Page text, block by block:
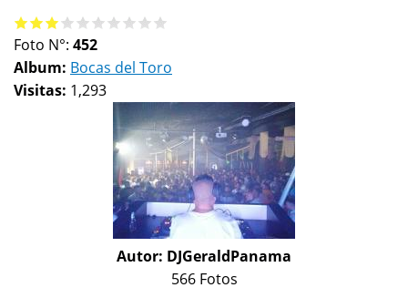
Foto N°: 452
Album: Bocas del Toro
Visitas: 1,293
Autor: DJGeraldPanama
566 Fotos